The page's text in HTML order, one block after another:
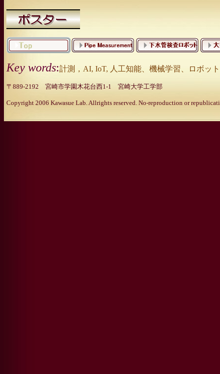
Key words:計測，AI, IoT, 人工知能、機械学習、ロボ
〒889-2192 宮崎市学園木花台西1-1 宮崎大学工学部
Copyright 2006 Kawasue Lab. Allrights reserved. No-reproduction or